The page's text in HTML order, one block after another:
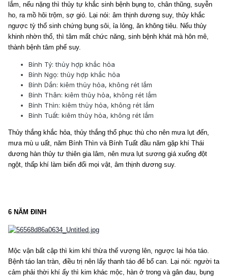
lắm, nếu nặng thì thủy tự khắc sinh bệnh bụng to, chân thũng, suyễn
ho, ra mồ hôi trộm, sợ gió. Lại nói: âm thịnh dương suy, thủy khắc
ngược tỳ thổ sinh chứng bụng sôi, ỉa lỏng, ăn không tiêu. Nếu thủy
khinh nhờn thổ, thì tâm mất chức năng, sinh bệnh khát mà hôn mê,
thành bệnh tâm phế suy.
Bính Tý: thủy hợp khắc hỏa
Bính Ngọ: thủy hợp khắc hỏa
Bính Dần: kiêm thủy hỏa, không rét lắm
Bính Thân: kiêm thủy hỏa, không rét lắm
Bính Thìn: kiêm thủy hỏa, không rét lắm
Bính Tuất: kiêm thủy hỏa, không rét lắm
Thủy thắng khắc hỏa, thủy thắng thổ phục thù cho nên mưa lụt đến,
mưa mù u uất, năm Bính Thìn và Bính Tuất đầu năm gặp khí Thái
dương hàn thủy tư thiên gia lâm, nên mưa lụt sương giá xuống đột
ngột, thấp khí làm biến đổi mọi vật, âm thịnh dương suy.
6 NĂM ĐINH
Mộc vận bất cập thì kim khí thừa thế vượng lên, ngược lại hóa táo.
Bệnh táo lan tràn, điều trị nên lấy thanh táo để bổ can. Lại nói: người ta
cảm phải thời khí ấy thì kim khác mộc, hàn ở trong và gân đau, bụng